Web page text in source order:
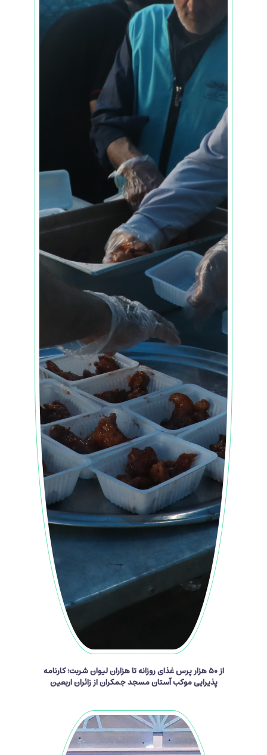
از ۵۰ هزار پرس غذای روزانه تا هزاران لیوان شربت؛ کارنامه
پذیرایی موکب آستان مسجد جمکران از زائران اربعین